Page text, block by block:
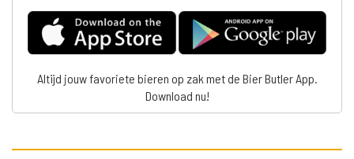
Altijd jouw favoriete bieren op zak met de Bier Butler App.
Download nu!